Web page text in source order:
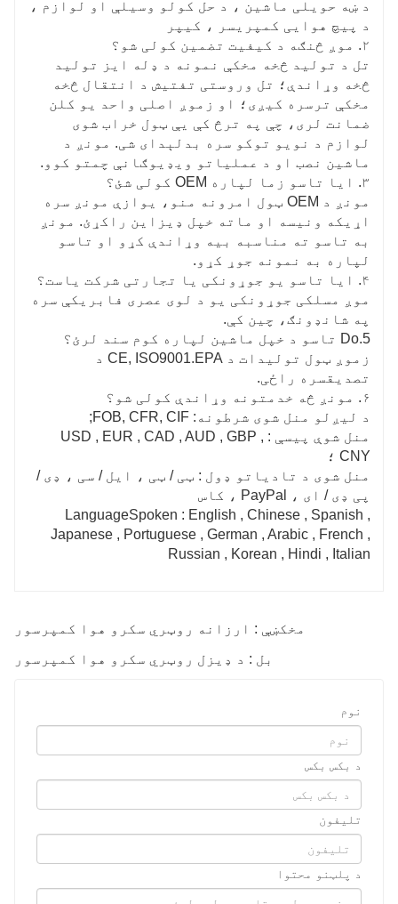
د ښه حویلی ماشین ، د حل کولو وسیلې او لوازم ،
د پیچ هوایی کمپریسر ، کیپر
۲. موږ څنګه د کیفیت تضمین کولی شو؟
تل د تولید څخه مخکې نمونه د ډله ایز تولید
څخه وړاندې؛ تل وروستی تفتیش د انتقال څخه
مخکې ترسره کیږی؛ او زموږ اصلی واحد یو کلن
ضمانت لری، چې په ترڅ کې یې ټول خراب شوی
لوازم د نویو توکو سره بدلېدای شی. مونږ د
ماشین نصب او د عملیاتو ویډیوګانې چمتو کوو.
۳. ایا تاسو زما لپاره OEM کولی شئ؟
مونږ د OEM ټول امرونه منو، یوازې مونږ سره
اړیکه ونیسه او ماته خپل ډیزاین راکړئ. مونږ
به تاسو ته مناسبه بیه وړاندې کړو او تاسو
لپاره به نمونه جوړ کړو.
۴. ایا تاسو یو جوړونکی یا تجارتی شرکت یاست؟
موږ مسلکی جوړونکی یو د لوی عصری فابریکې سره
په شانډونګ، چین کې.
5.Do تاسو د خپل ماشین لپاره کوم سند لرئ؟
زموږ ټول تولیدات د CE, ISO9001.EPA د
تصدیقسره راځی.
۶. مونږ څه خدمتونه وړاندې کولی شو؟
د لیږلو منل شوی شرطونه: FOB, CFR, CIF;
منل شوې پیسې : USD , EUR , CAD , AUD , GBP ,
CNY ؛
منل شوی د تادیاتو ډول : ټی / ټی ، ایل / سی ، ډی /
پی ډی / ای ، PayPal ، کاس
LanguageSpoken : English , Chinese , Spanish ,
Japanese , Portuguese , German , Arabic , French ,
Russian , Korean , Hindi , Italian
مخکښې : ارزانه روټري سکرو هوا کمپرسور
بل : د ډیزل روټري سکرو هوا کمپرسور
نوم
د بکس بکس
تلیفون
د پلټنو محتوا